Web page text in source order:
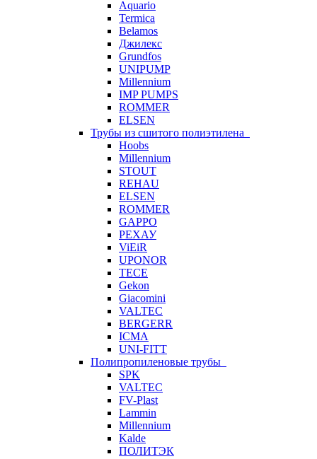
Aquario
Termica
Belamos
Джилекс
Grundfos
UNIPUMP
Millennium
IMP PUMPS
ROMMER
ELSEN
Трубы из сшитого полиэтилена
Hoobs
Millennium
STOUT
REHAU
ELSEN
ROMMER
GAPPO
РЕХАУ
ViEiR
UPONOR
TECE
Gekon
Giacomini
VALTEC
BERGERR
ICMA
UNI-FITT
Полипропиленовые трубы
SPK
VALTEC
FV-Plast
Lammin
Millennium
Kalde
ПОЛИТЭК